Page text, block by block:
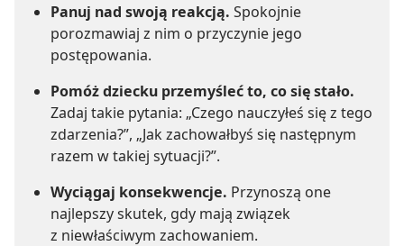
Panuj nad swoją reakcją. Spokojnie
porozmawiaj z nim o przyczynie jego
postępowania.
Pomóż dziecku przemyśleć to, co się stało.
Zadaj takie pytania: „Czego nauczyłeś się z tego
zdarzenia?”, „Jak zachowałbyś się następnym
razem w takiej sytuacji?”.
Wyciągaj konsekwencje. Przynoszą one
najlepszy skutek, gdy mają związek
z niewłaściwym zachowaniem.